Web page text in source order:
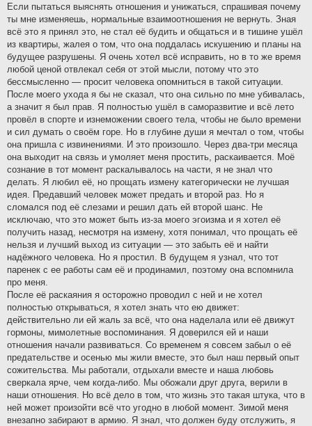
Если пытаться выяснять отношения и унижаться, спрашивая почему
ты мне изменяешь, нормальные взаимоотношения не вернуть. Зная
всё это я принял это, не стал её будить и общаться и в тишине ушёл
из квартиры, жалея о том, что она поддалась искушению и планы на
будущее разрушены. Я очень хотел всё исправить, но в то же время
любой ценой отвлекал себя от этой мысли, потому что это
бессмысленно — просит человека опомниться в такой ситуации.
После моего ухода я бы не сказал, что она сильно по мне убивалась,
а значит я был прав. Я полностью ушёл в саморазвитие и всё лето
провёл в спорте и изнеможении своего тела, чтобы не было времени
и сил думать о своём горе. Но в глубине души я мечтал о том, чтобы
она пришла с извинениями. И это произошло. Через два-три месяца
она выходит на связь и умоляет меня простить, раскаивается. Моё
сознание в тот момент раскалывалось на части, я не знал что
делать. Я любил её, но прощать измену категорически не лучшая
идея. Предавший человек может предать и второй раз. Но я
сломался под её слезами и решил дать ей второй шанс. Не
исключаю, что это может быть из-за моего эгоизма и я хотел её
получить назад, несмотря на измену, хотя понимал, что прощать её
нельзя и лучший выход из ситуации — это забыть её и найти
надёжного человека. Но я простил. В будущем я узнал, что тот
паренек с ее работы сам её и продинамил, поэтому она вспомнила
про меня.
После её раскаяния я осторожно проводил с ней и не хотел
полностью открываться, я хотел знать что ею движет:
действительно ли ей жаль за всё, что она наделала или её движут
гормоны, мимолетные воспоминания. Я доверился ей и наши
отношения начали развиваться. Со временем я совсем забыл о её
предательстве и осенью мы жили вместе, это был наш первый опыт
сожительства. Мы работали, отдыхали вместе и наша любовь
сверкала ярче, чем когда-либо. Мы обожали друг друга, верили в
наши отношения. Но всё дело в том, что жизнь это такая штука, что в
ней может произойти всё что угодно в любой момент. Зимой меня
внезапно забирают в армию. Я знал, что должен буду отслужить, я